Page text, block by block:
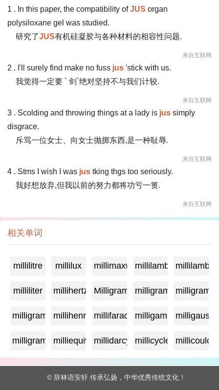
1 . In this paper, the compatibility ofJUS organ
polysiloxane gel was studied.
研究了JUS有机硅凝胶与各种材料的相容性问题.
来自互联网
2 . I'll surely find make no fuss jus 'stick with us.
我觉得一定要 ` 剑`绝对坚持不与我们计较.
来自互联网
3 . Scolding and throwing things at a lady is jus simply
disgrace.
斥骂一位女士、向女士抛掷东西,是一种耻辱.
来自互联网
4 . Stms I wish I was jus tking thgs too seriously.
我好想放弃,但我以前的努力都将功亏一篑.
来自互联网
相关单词
millilitre millilux millimaxwellmillilambda
milliliter millihertz Milligramagemilligrame
milligrammemillihenry millifarad milligammamilligauss
milligram milliequivalentmillidarcy millicycle
© 辞林语安轩 传承弘扬，中华优秀传统文化！